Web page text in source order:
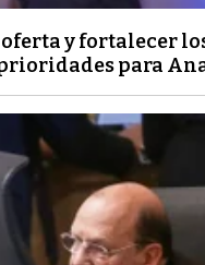
y fortalecer
para